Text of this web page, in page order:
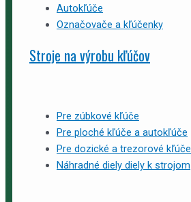
Autokľúče
Označovače a kľúčenky
Stroje na výrobu kľúčov
Pre zúbkové kľúče
Pre ploché kľúče a autokľúče
Pre dozické a trezorové kľúče
Náhradné diely diely k strojom